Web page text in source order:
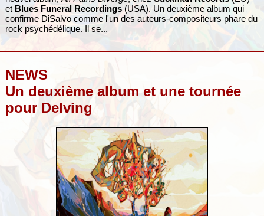
et Blues Funeral Recordings(USA). Un deuxième album qui
confirme DiSalvo comme l'un des auteurs-compositeurs phare du
rock psychédélique. Il se...
NEWS
Un deuxième album et une tournée
pour Delving